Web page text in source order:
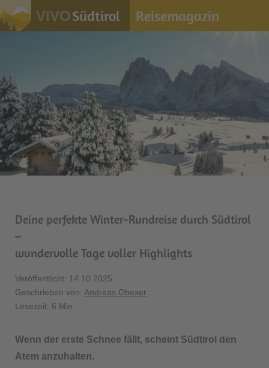
VIVOSüdtirol Reisemagazin
Deine perfekte Winter-Rundreise durch Südtirol
–
wundervolle Tage voller Highlights
Veröffentlicht: 14.10.2025
Geschrieben von: Andreas Obexer
Lesezeit: 6 Min.
Wenn der erste Schnee fällt, scheint Südtirol den
Atem anzuhalten.